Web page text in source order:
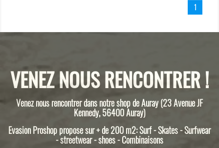
1
VENEZ NOUS RENCONTRER !
Venez nous rencontrer dans notre shop de Auray (23 Avenue JF
Kennedy, 56400 Auray)
Evasion Proshop propose sur + de 200 m2: Surf - Skates - Surfwear
- streetwear - shoes - Combinaisons